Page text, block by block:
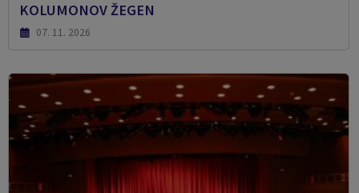
KOLUMONOV ŽEGEN
07. 11. 2026